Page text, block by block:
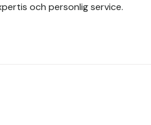
och personlig service.